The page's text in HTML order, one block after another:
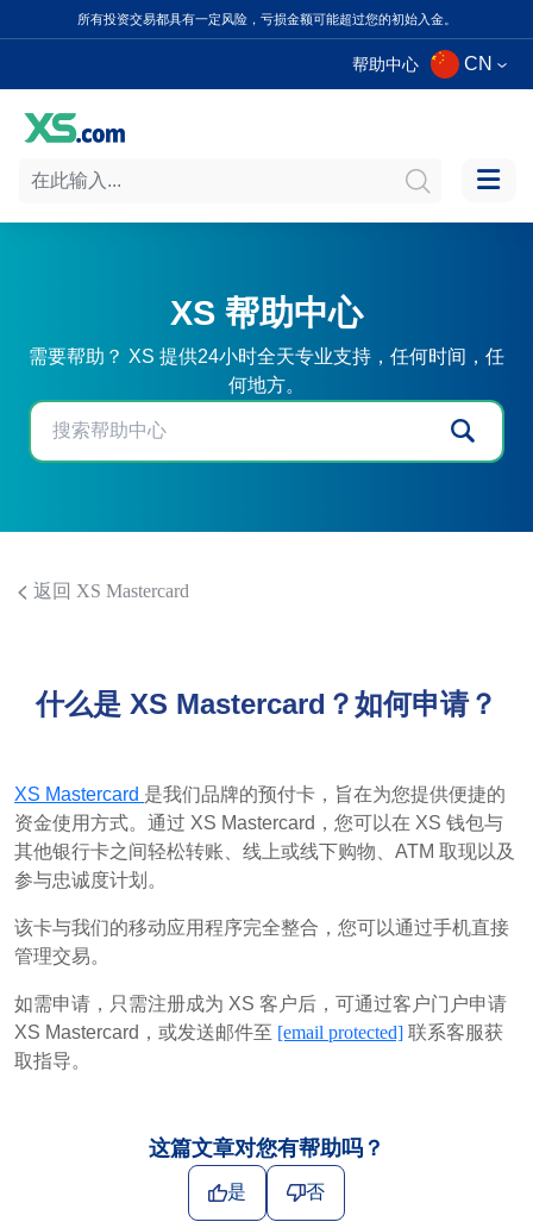
所有投资交易都具有一定风险，亏损金额可能超过您的初始入金。
帮助中心 CN
XS 帮助中心
需要帮助？ XS 提供24小时全天专业支持，任何时间，任
何地方。
返回 XS Mastercard
什么是 XS Mastercard？如何申请？
XS Mastercard 是我们品牌的预付卡，旨在为您提供便捷的
资金使用方式。通过 XS Mastercard，您可以在 XS 钱包与
其他银行卡之间轻松转账、线上或线下购物、ATM 取现以及
参与忠诚度计划。
该卡与我们的移动应用程序完全整合，您可以通过手机直接
管理交易。
如需申请，只需注册成为 XS 客户后，可通过客户门户申请
XS Mastercard，或发送邮件至 [email protected] 联系客服获
取指导。
这篇文章对您有帮助吗？
是 否